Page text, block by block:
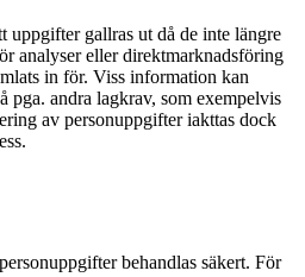
uppgifter gallras ut då de inte längre
analyser eller direktmarknadsföring
in för. Viss information kan
pga. andra lagkrav, som exempelvis
av personuppgifter iakttas dock
behandlas säkert. För